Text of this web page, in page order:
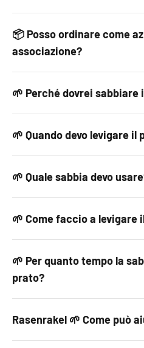
📦 Posso ordinare come
associazione?
🌱 Perché dovrei sabbiare
🌱 Quando devo levigare il
🌱 Quale sabbia devo
🌱 Come faccio a levigare
🌱 Per quanto tempo la
prato?
Rasenrakel 🌱 Come può